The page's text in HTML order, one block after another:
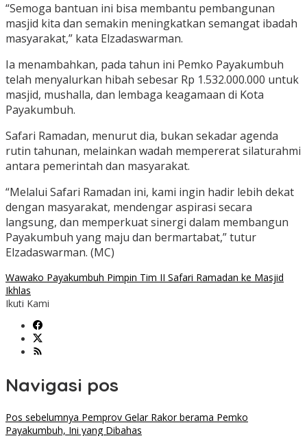
“Semoga bantuan ini bisa membantu pembangunan
masjid kita dan semakin meningkatkan semangat ibadah
masyarakat,” kata Elzadaswarman.
Ia menambahkan, pada tahun ini Pemko Payakumbuh
telah menyalurkan hibah sebesar Rp 1.532.000.000 untuk
masjid, mushalla, dan lembaga keagamaan di Kota
Payakumbuh.
Safari Ramadan, menurut dia, bukan sekadar agenda
rutin tahunan, melainkan wadah mempererat silaturahmi
antara pemerintah dan masyarakat.
“Melalui Safari Ramadan ini, kami ingin hadir lebih dekat
dengan masyarakat, mendengar aspirasi secara
langsung, dan memperkuat sinergi dalam membangun
Payakumbuh yang maju dan bermartabat,” tutur
Elzadaswarman. (MC)
Wawako Payakumbuh Pimpin Tim II Safari Ramadan ke Masjid
Ikhlas
Ikuti Kami
Navigasi pos
Pos sebelumnya Pemprov Gelar Rakor berama Pemko
Payakumbuh, Ini yang Dibahas